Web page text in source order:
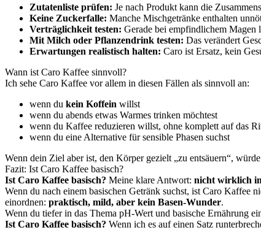
Zutatenliste prüfen: Je nach Produkt kann die
Keine Zuckerfalle: Manche Mischgetränke enthalten
Verträglichkeit testen: Gerade bei empfindlichem Magen
Mit Milch oder Pflanzendrink testen: Das verändert
Erwartungen realistisch halten: Caro ist Ersatz, kein
Wann ist Caro Kaffee sinnvoll?
Ich sehe Caro Kaffee vor allem in diesen Fällen als sinnvoll an:
wenn du kein Koffein willst
wenn du abends etwas Warmes trinken möchtest
wenn du Kaffee reduzieren willst, ohne komplett auf das
wenn du eine Alternative für sensible Phasen suchst
Wenn dein Ziel aber ist, den Körper gezielt „zu entsäuern“,
Fazit: Ist Caro Kaffee basisch?
Ist Caro Kaffee basisch? Meine klare Antwort: nicht wirklich
Wenn du nach einem basischen Getränk suchst, ist Caro
einordnen: praktisch, mild, aber kein Basen-Wunder.
Wenn du tiefer in das Thema pH-Wert und basische Ernährung
Ist Caro Kaffee basisch? Wenn ich es auf einen Satz